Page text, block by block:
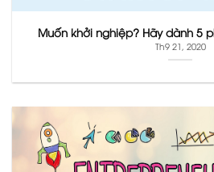
Muốn khởi nghiệp? Hãy dành 5
Th9 21, 2020